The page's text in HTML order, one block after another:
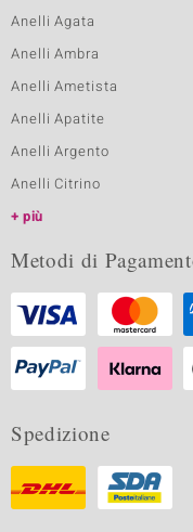
Anelli Agata
Anelli Ambra
Anelli Ametista
Anelli Apatite
Anelli Argento
Anelli Citrino
più
Metodi di
Spedizione